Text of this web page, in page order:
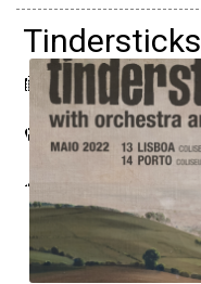
Tindersticks
13 maio 2022